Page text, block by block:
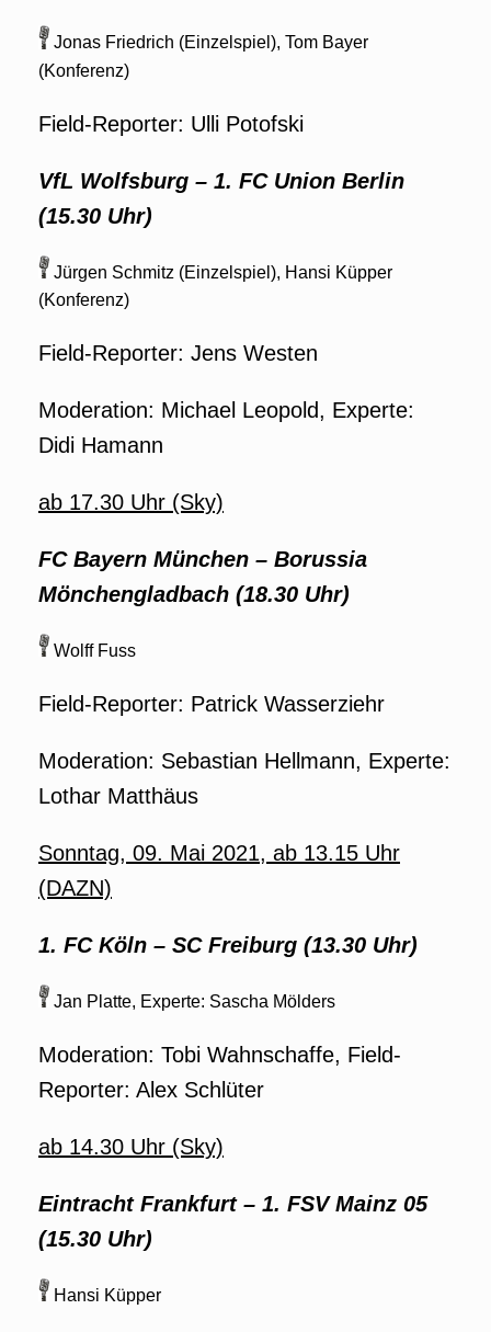
Jonas Friedrich (Einzelspiel), Tom Bayer
(Konferenz)
Field-Reporter: Ulli Potofski
VfL Wolfsburg – 1. FC Union Berlin
(15.30 Uhr)
Jürgen Schmitz (Einzelspiel), Hansi Küpper
(Konferenz)
Field-Reporter: Jens Westen
Moderation: Michael Leopold, Experte:
Didi Hamann
ab 17.30 Uhr (Sky)
FC Bayern München – Borussia
Mönchengladbach (18.30 Uhr)
Wolff Fuss
Field-Reporter: Patrick Wasserziehr
Moderation: Sebastian Hellmann, Experte:
Lothar Matthäus
Sonntag, 09. Mai 2021, ab 13.15 Uhr
(DAZN)
1. FC Köln – SC Freiburg (13.30 Uhr)
Jan Platte, Experte: Sascha Mölders
Moderation: Tobi Wahnschaffe, Field-
Reporter: Alex Schlüter
ab 14.30 Uhr (Sky)
Eintracht Frankfurt – 1. FSV Mainz 05
(15.30 Uhr)
Hansi Küpper